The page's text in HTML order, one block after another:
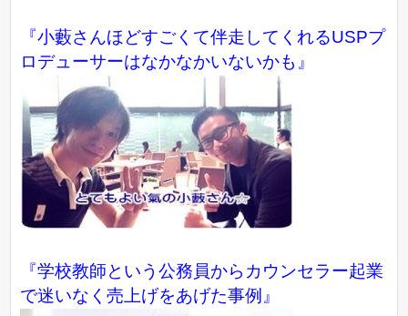
『小藪さんほどすごくて伴走してくれるUSPプ
ロデューサーはなかなかいないかも』
『学校教師という公務員からカウンセラー起業
で迷いなく売上げをあげた事例』